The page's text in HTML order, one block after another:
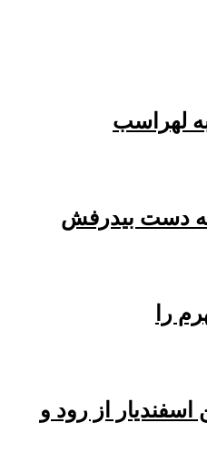
لهراسب
دست بیدرفش
را
از رود و